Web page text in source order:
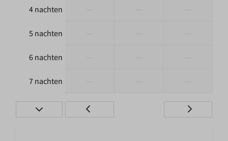
4 nachten
5 nachten
6 nachten
7 nachten